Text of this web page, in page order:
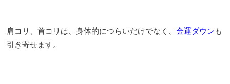
肩コリ、首コリは、身体的につらいだけでなく、 金運ダウン も
引き寄せます。